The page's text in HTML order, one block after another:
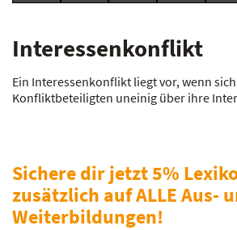
Interessenkonflikt
Ein Interessenkonflikt liegt vor, wenn
Konfliktbeteiligten uneinig über ihre
Sichere dir jetzt 5%
zusätzlich auf ALLE Aus-
Weiterbildungen!